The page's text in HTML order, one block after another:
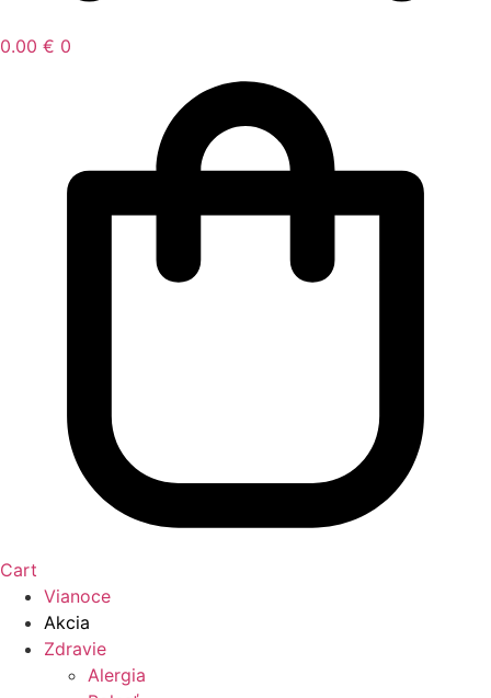
0.00 € 0
Cart
Vianoce
Akcia
Zdravie
Alergia